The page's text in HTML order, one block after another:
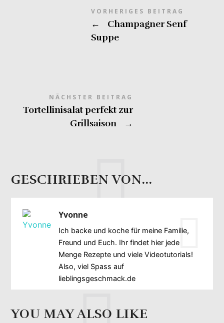
VORHERIGES BEITRAG
←
Champagner Senf
Suppe
NÄCHSTER BEITRAG
Tortellinisalat perfekt zur
Grillsaison
→
GESCHRIEBEN VON...
Yvonne
Ich backe und koche für meine Familie,
Freund und Euch. Ihr findet hier jede
Menge Rezepte und viele Videotutorials!
Also, viel Spass auf
lieblingsgeschmack.de
YOU MAY ALSO LIKE